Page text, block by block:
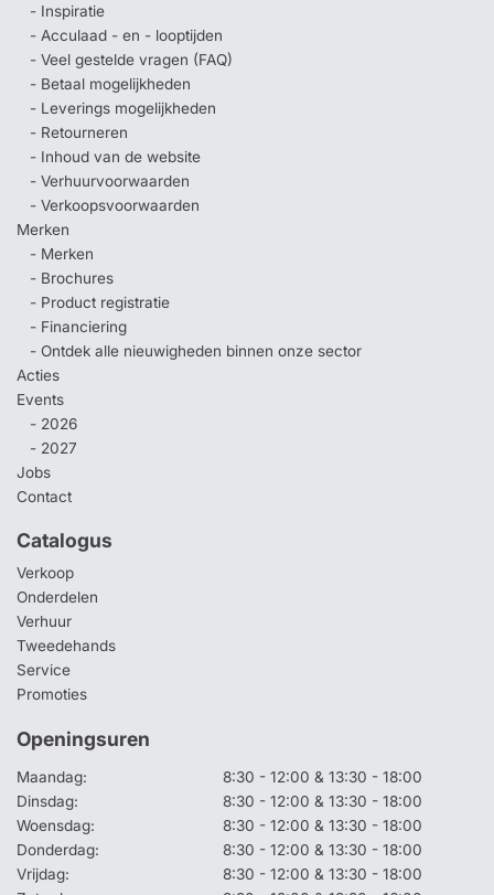
- Inspiratie
- Acculaad - en - looptijden
- Veel gestelde vragen (FAQ)
- Betaal mogelijkheden
- Leverings mogelijkheden
- Retourneren
- Inhoud van de website
- Verhuurvoorwaarden
- Verkoopsvoorwaarden
Merken
- Merken
- Brochures
- Product registratie
- Financiering
- Ontdek alle nieuwigheden binnen onze sector
Acties
Events
- 2026
- 2027
Jobs
Contact
Catalogus
Verkoop
Onderdelen
Verhuur
Tweedehands
Service
Promoties
Openingsuren
Maandag:
8:30 - 12:00 & 13:30 - 18:00
Dinsdag:
8:30 - 12:00 & 13:30 - 18:00
Woensdag:
8:30 - 12:00 & 13:30 - 18:00
Donderdag:
8:30 - 12:00 & 13:30 - 18:00
Vrijdag:
8:30 - 12:00 & 13:30 - 18:00